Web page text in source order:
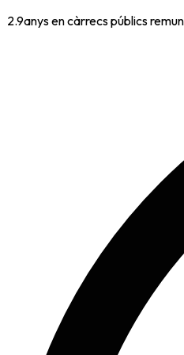
2.9anys en càrrecs públics